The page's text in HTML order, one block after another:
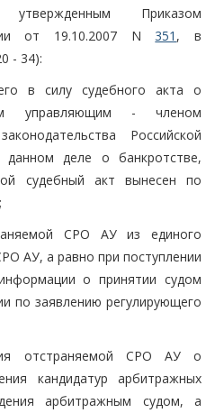
Приказом
от 19.10.2007 N351 , в
- 34):
в силу судебного акта о
управляющим - членом
Российской
деле о банкротстве,
судебный акт вынесен по
СРО АУ из единого
АУ, а равно при поступлении
о принятии судом
по заявлению регулирующего
отстраняемой СРО АУ о
кандидатур арбитражных
арбитражным судом, а